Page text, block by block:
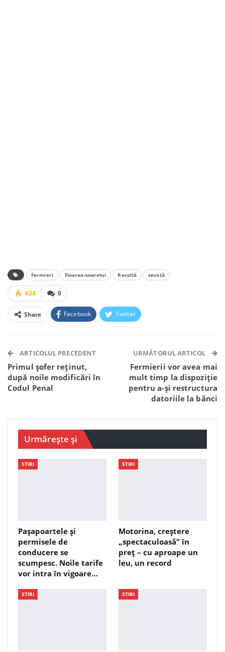
Fermieri Floarea-soarelui Recoltă secetă
0
634
Share Facebook Twitter
Telegram WhatsApp Viber
ARTICOLUL PRECEDENT
Primul șofer reținut,
după noile modificări în
Codul Penal
URMĂTORUL ARTICOL
Fermierii vor avea mai
mult timp la dispoziție
pentru a-și restructura
datoriile la bănci
Urmărește și
STIRI
Pașapoartele și
permisele de
conducere se
scumpesc. Noile tarife
vor intra în vigoare…
STIRI
Motorina, creștere
„spectaculoasă” în
preț – cu aproape un
leu, un record
STIRI STIRI